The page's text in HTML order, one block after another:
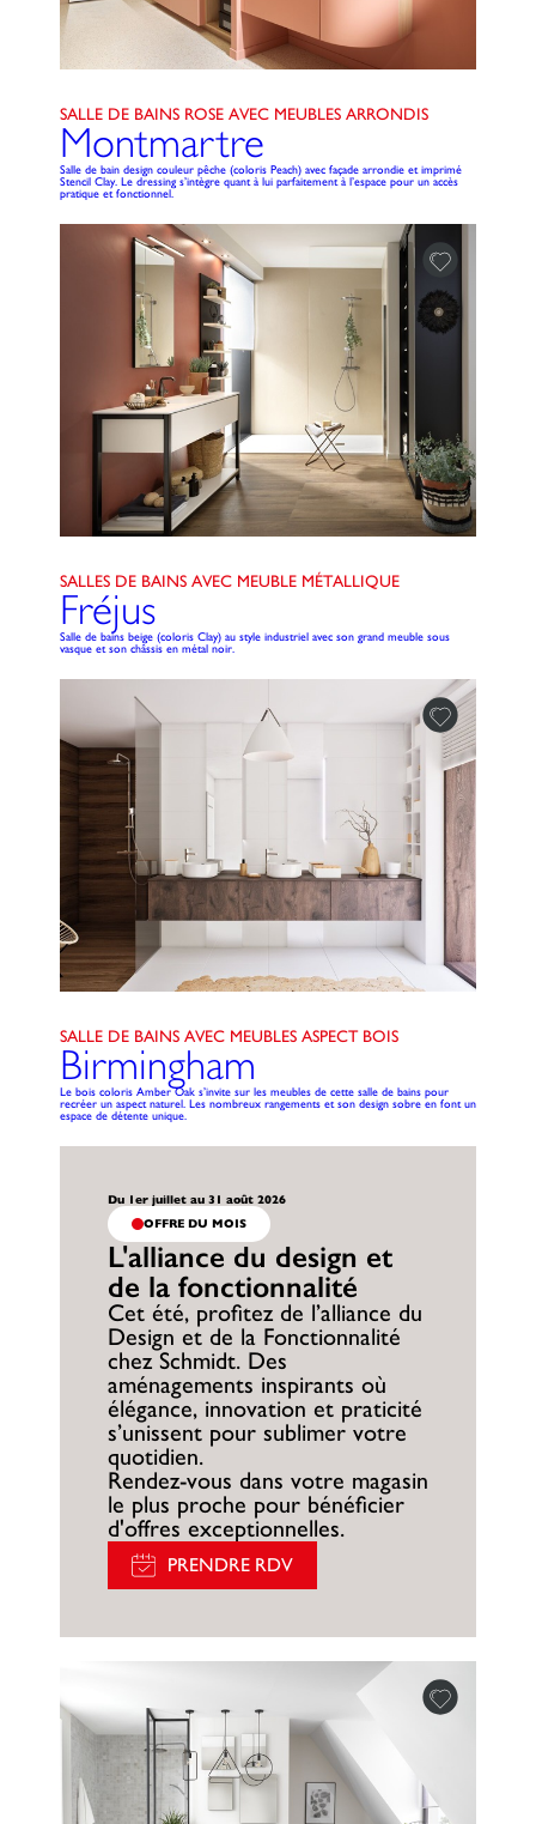
SALLE DE BAINS ROSE AVEC MEUBLES ARRONDIS
Montmartre
Salle de bain design couleur pêche (coloris Peach) avec façade arrondie et imprimé
Stencil Clay. Le dressing s’intègre quant à lui parfaitement à l’espace pour un accès
pratique et fonctionnel.
SALLES DE BAINS AVEC MEUBLE MÉTALLIQUE
Fréjus
Salle de bains beige (coloris Clay) au style industriel avec son grand meuble sous
vasque et son châssis en métal noir.
SALLE DE BAINS AVEC MEUBLES ASPECT BOIS
Birmingham
Le bois coloris Amber Oak s’invite sur les meubles de cette salle de bains pour
recréer un aspect naturel. Les nombreux rangements et son design sobre en font un
espace de détente unique.
Du 1er juillet au 31 août 2026
OFFRE DU MOIS
L'alliance du design et
de la fonctionnalité
Cet été, profitez de l’alliance du
Design et de la Fonctionnalité
chez Schmidt. Des
aménagements inspirants où
élégance, innovation et praticité
s’unissent pour sublimer votre
quotidien.
Rendez-vous dans votre magasin
le plus proche pour bénéficier
d'offres exceptionnelles.
PRENDRE RDV